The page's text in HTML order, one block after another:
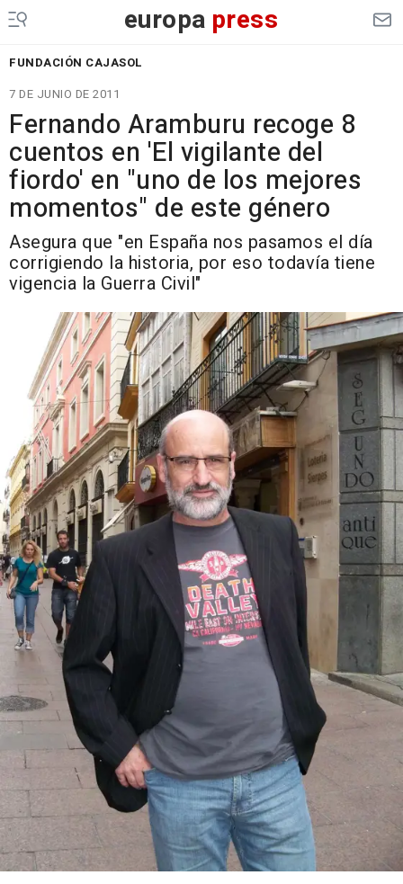
europa press
FUNDACIÓN CAJASOL
7 DE JUNIO DE 2011
Fernando Aramburu recoge 8
cuentos en 'El vigilante del
fiordo' en "uno de los mejores
momentos" de este género
Asegura que "en España nos pasamos el día
corrigiendo la historia, por eso todavía tiene
vigencia la Guerra Civil"